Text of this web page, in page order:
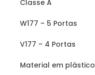
Classe A
W177 – 5 Portas
V177 – 4 Portas
Material em plástico